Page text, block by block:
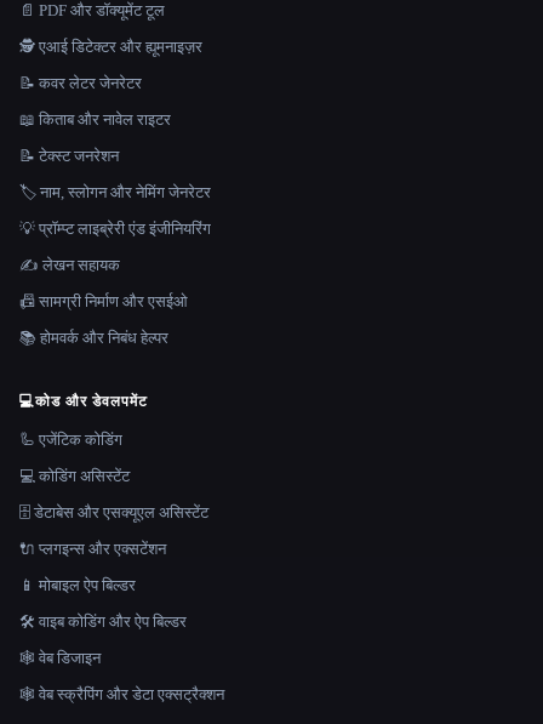
📄 PDF और डॉक्यूमेंट टूल
🕵️ एआई डिटेक्टर और ह्यूमनाइज़र
📝 कवर लेटर जेनरेटर
📖 किताब और नावेल राइटर
📝 टेक्स्ट जनरेशन
🏷️ नाम, स्लोगन और नेमिंग जेनरेटर
💡 प्रॉम्प्ट लाइब्रेरी एंड इंजीनियरिंग
✍️ लेखन सहायक
📠 सामग्री निर्माण और एसईओ
📚 होमवर्क और निबंध हेल्पर
💻कोड और डेवलपमेंट
🦾 एजेंटिक कोडिंग
💻 कोडिंग असिस्टेंट
🗄️ डेटाबेस और एसक्यूएल असिस्टेंट
🔌 प्लगइन्स और एक्सटेंशन
📱 मोबाइल ऐप बिल्डर
🛠️ वाइब कोडिंग और ऐप बिल्डर
🕸 वेब डिजाइन
🕸️ वेब स्क्रैपिंग और डेटा एक्सट्रैक्शन